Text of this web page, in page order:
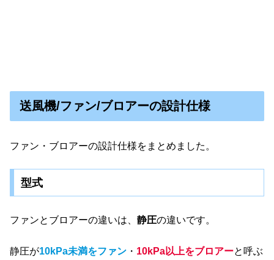
送風機/ファン/ブロアーの設計仕様
ファン・ブロアーの設計仕様をまとめました。
型式
ファンとブロアーの違いは、 静圧の違いです。
静圧が10kPa未満をファン ・ 10kPa以上をブロアーと呼ぶ